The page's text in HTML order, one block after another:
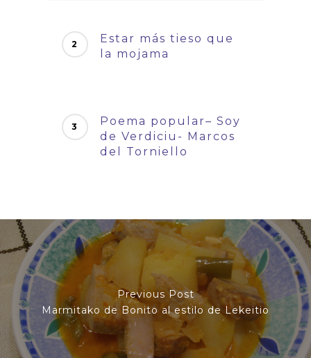
Estar más tieso que
la mojama
Poema popular– Soy
de Verdiciu- Marcos
del Torniello
Previous Post
Marmitako de Bonito al estilo de Lekeitio